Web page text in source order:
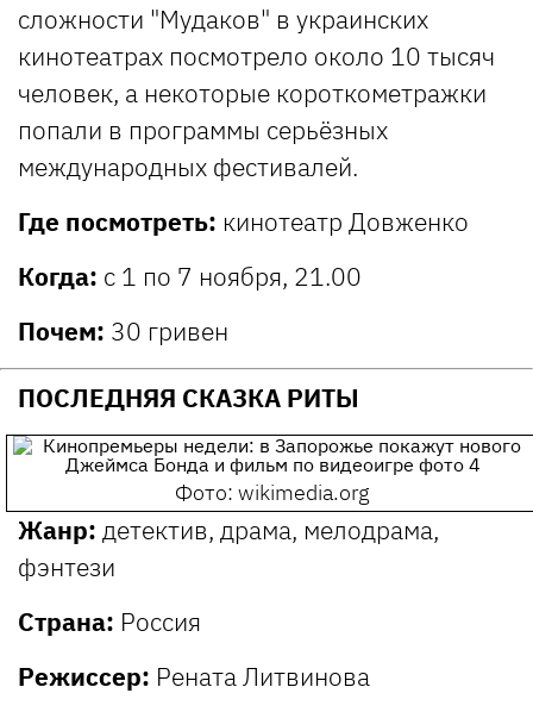
сложности "Мудаков" в украинских
кинотеатрах посмотрело около 10 тысяч
человек, а некоторые короткометражки
попали в программы серьёзных
международных фестивалей.
Где посмотреть: кинотеатр Довженко
Когда: с 1 по 7 ноября, 21.00
Почем: 30 гривен
ПОСЛЕДНЯЯ СКАЗКА РИТЫ
Фото: wikimedia.org
Жанр: детектив, драма, мелодрама,
фэнтези
Страна: Россия
Режиссер: Рената Литвинова